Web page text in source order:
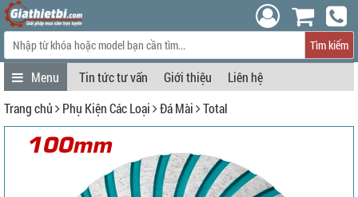
Tìm kiếm
Tin tức tư vấn Giới thiệu
Liên hệ
Trang chủ
Phụ Kiện Các Loại Đá Mài Total